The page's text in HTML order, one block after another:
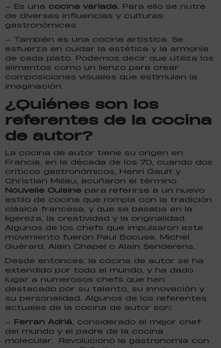
– Es una cocina variada. Para ello se nutre
de diversas influencias y culturas
gastronómicas.
– También es una cocina artística. Se
esfuerza en cuidar la estética y la armonía
de cada plato. Podemos decir que utiliza los
alimentos como un lienzo para crear
composiciones visuales que estimulan la
imaginación.
¿Quiénes son los
referentes de la cocina
de autor?
La cocina de autor tiene su origen en
Francia, en la década de los 70, cuando dos
críticos gastronómicos, Henri Gault y
Christian Millau, acuñaron el término
Nouvelle Cuisine para referirse a un nuevo
estilo de cocina que rompía con la tradición
clásica francesa, y que se basaba en la
ligereza, la creatividad y la originalidad.
Algunos de los chefs que impulsaron este
movimiento fueron Paul Bocuse, Michel
Guérard, Alain Chapel o Alain Senderens.
Desde entonces, la cocina de autor se ha
extendido por todo el mundo, y ha dado
lugar a numerosos chefs que han
destacado por su talento, su innovación y
su personalidad. Algunos de los referentes
actuales de la cocina de autor son:
– Ferran Adrià, considerado el mejor chef
del mundo y el padre de la cocina
molecular. Revolucionó la gastronomía con